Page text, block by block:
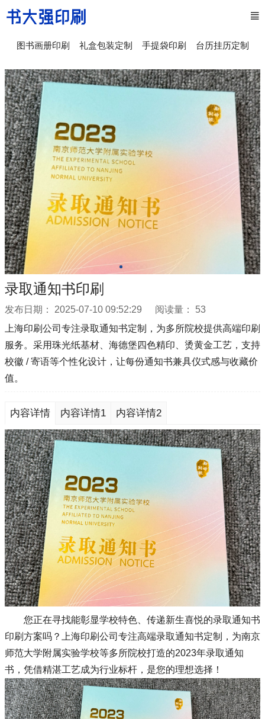
图书画册印刷 礼盒包装定制 手提袋印刷 台历挂历定制
录取通知书印刷
发布日期： 2025-07-10 09:52:29 阅读量：
53
上海印刷公司专注录取通知书定制，为多所院校提供高端印刷
服务。采用珠光纸基材、海德堡四色精印、烫黄金工艺，支持
校徽 / 寄语等个性化设计，让每份通知书兼具仪式感与收藏价
值。
内容详情 内容详情1 内容详情2
您正在寻找能彰显学校特色、传递新生喜悦的录取通知书
印刷方案吗？上海印刷公司专注高端录取通知书定制，为南京
师范大学附属实验学校等多所院校打造的2023年录取通知
书，凭借精湛工艺成为行业标杆，是您的理想选择！